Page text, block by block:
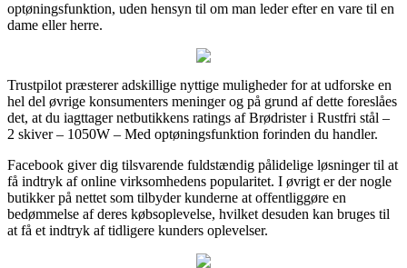
optøningsfunktion, uden hensyn til om man leder efter en vare til en
dame eller herre.
Trustpilot præsterer adskillige nyttige muligheder for at udforske en
hel del øvrige konsumenters meninger og på grund af dette foreslåes
det, at du iagttager netbutikkens ratings af Brødrister i Rustfri stål –
2 skiver – 1050W – Med optøningsfunktion forinden du handler.
Facebook giver dig tilsvarende fuldstændig pålidelige løsninger til at
få indtryk af online virksomhedens popularitet. I øvrigt er der nogle
butikker på nettet som tilbyder kunderne at offentliggøre en
bedømmelse af deres købsoplevelse, hvilket desuden kan bruges til
at få et indtryk af tidligere kunders oplevelser.